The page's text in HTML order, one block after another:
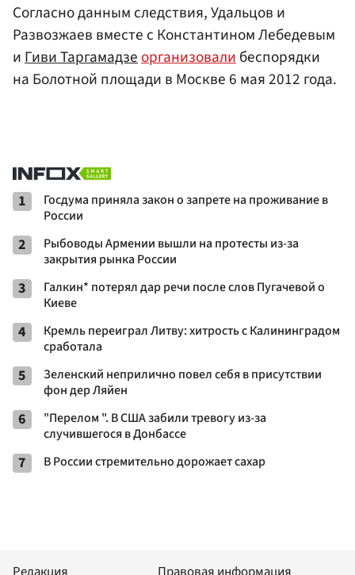
Согласно данным следствия, Удальцов и
Развозжаев вместе с Константином Лебедевым
иГиви Таргамадзеорганизовалибеспорядки
на Болотной площади в Москве 6 мая 2012 года.
1
Госдума приняла закон о запрете на проживание в
России
2
Рыбоводы Армении вышли на протесты из-за
закрытия рынка России
3
Галкин* потерял дар речи после слов Пугачевой о
Киеве
4
Кремль переиграл Литву: хитрость с Калининградом
сработала
5
Зеленский неприлично повел cебя в присутствии
фон дер Ляйен
6
"Перелом ". В США забили тревогу из-за
случившегося в Донбассе
7 В России стремительно дорожает сахар